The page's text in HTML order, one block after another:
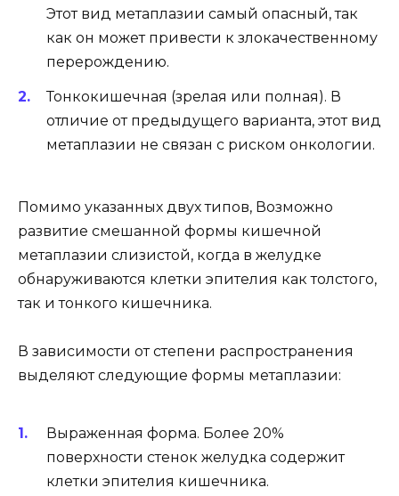
Этот вид метаплазии самый опасный, так
как он может привести к злокачественному
перерождению.
Тонкокишечная (зрелая или полная). В
отличие от предыдущего варианта, этот вид
метаплазии не связан с риском онкологии.
Помимо указанных двух типов, Возможно
развитие смешанной формы кишечной
метаплазии слизистой, когда в желудке
обнаруживаются клетки эпителия как толстого,
так и тонкого кишечника.
В зависимости от степени распространения
выделяют следующие формы метаплазии:
Выраженная форма. Более 20%
поверхности стенок желудка содержит
клетки эпителия кишечника.